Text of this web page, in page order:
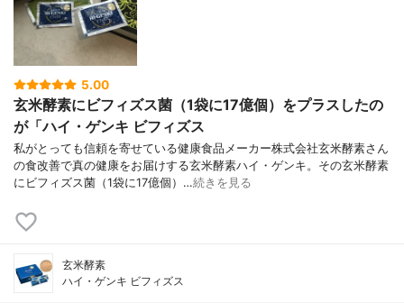
5.00
玄米酵素にビフィズス菌（1袋に17億個）をプラスしたの
が「ハイ・ゲンキ ビフィズス
私がとっても信頼を寄せている健康食品メーカー株式会社玄米酵素さん
の食改善で真の健康をお届けする玄米酵素ハイ・ゲンキ。その玄米酵素
にビフィズス菌（1袋に17億個）…続きを見る
玄米酵素
ハイ・ゲンキ ビフィズス